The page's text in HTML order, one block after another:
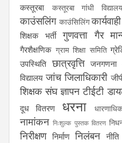
कस्तूरबा
कस्तूरबा गांधी विद्यालय
काउंसलिंग काउंसिलिंग कार्यवाही
शिक्षक भर्ती
गुणवत्ता गैर
गैरशैक्षणिक ग्राम शिक्षा समिति
उपस्थिति छात्रवृत्ति जनगणना
विद्यालय जांच जिलाधिकारी
शिक्षक संघ ज्ञापन टीईटी
दूध वितरण
धरना
नामांकन निःशुल्क पुस्तक वितरण
निरीक्षण निर्माण निलंबन नीति